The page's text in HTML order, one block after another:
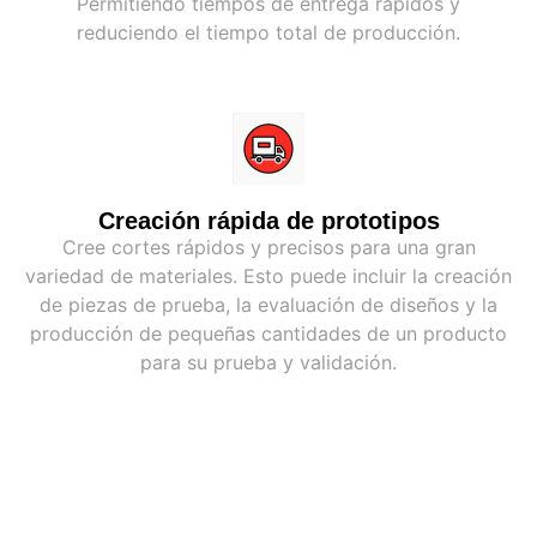
reduciendo el tiempo total de producción.
Creación rápida de prototipos
Cree cortes rápidos y precisos para una gran
variedad de materiales. Esto puede incluir la creación
de piezas de prueba, la evaluación de diseños y la
producción de pequeñas cantidades de un producto
para su prueba y validación.